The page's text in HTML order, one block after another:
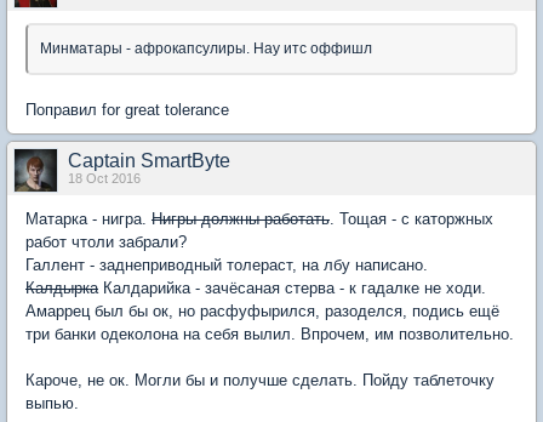
Минматары - афрокапсулиры. Нау итс оффишл
Поправил for great tolerance
Captain SmartByte
18 Oct 2016
Матарка - нигра. Нигры должны работать . Тощая - с каторжных
работ чтоли забрали?
Галлент - заднеприводный толераст, на лбу написано.
Калдырка Калдарийка - зачёсаная стерва - к гадалке не ходи.
Амаррец был бы ок, но расфуфырился, разоделся, подись ещё
три банки одеколона на себя вылил. Впрочем, им позволительно.
Кароче, не ок. Могли бы и получше сделать. Пойду таблеточку
выпью.